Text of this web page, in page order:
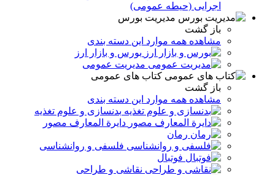
اجرایی (حیطه عمومی)
مدیریت بورس
باز گشت
مشاهده همه موارد این دسته بندی
بورس و بازار ارز
مدیریت عمومی
کتاب های عمومی
باز گشت
مشاهده همه موارد این دسته بندی
بدنسازی و علوم تغذیه
دایرة المعارف مصور
رمان
فلسفی و روانشناسی
فوتبال
نقاشی و طراحی